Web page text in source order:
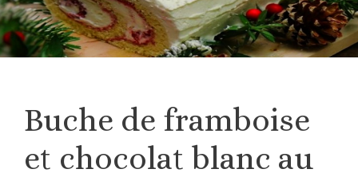
Buche de framboise
et chocolat blanc au